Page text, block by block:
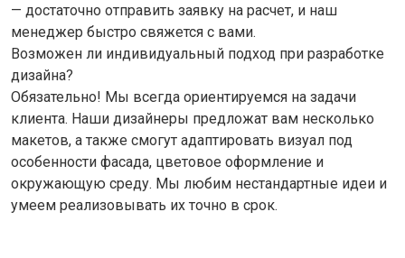
— достаточно отправить заявку на расчет, и наш
менеджер быстро свяжется с вами.
Возможен ли индивидуальный подход при разработке
дизайна?
Обязательно! Мы всегда ориентируемся на задачи
клиента. Наши дизайнеры предложат вам несколько
макетов, а также смогут адаптировать визуал под
особенности фасада, цветовое оформление и
окружающую среду. Мы любим нестандартные идеи и
умеем реализовывать их точно в срок.